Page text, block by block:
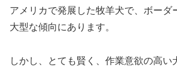
アメリカで発展した牧羊犬で、ボーダ
大型な傾向にあります。
しかし、とても賢く、作業意欲の高い